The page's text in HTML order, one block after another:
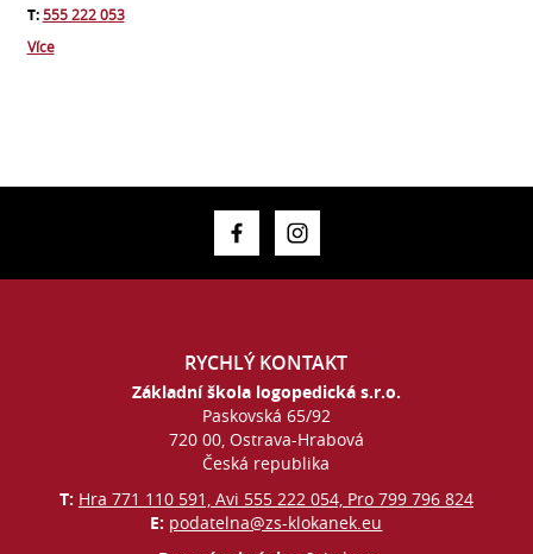
T:555 222 053
Více
RYCHLÝ KONTAKT
Základní škola logopedická s.r.o.
Paskovská 65/92
720 00, Ostrava-Hrabová
Česká republika
T: Hra 771 110 591, Avi 555 222 054, Pro 799 796 824
E: podatelna@zs-klokanek.eu